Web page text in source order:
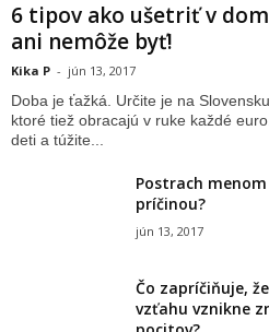
6 tipov ako ušetriť v
ani nemôže byť!
Kika P - jún 13, 2017
Doba je ťažká. Určite je na
ktoré tiež obracajú v ruke každé
deti a túžite...
Postrach
príčinou?
jún 13, 2017
Čo zapríčiňuje,
vzťahu vznikne